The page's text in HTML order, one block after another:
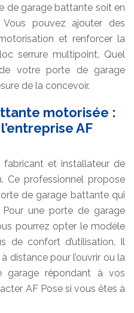
de garage battante soit en
pouvez ajouter des
et renforcer la
serrure multipoint. Quel
votre porte de garage
de la concevoir.
motorisée :
AF
fabricant et installateur de
Ce professionnel propose
de garage battante qui
une porte de garage
pourrez opter le modèle
de confort d’utilisation. Il
distance pour l’ouvrir ou la
garage répondant à vos
AF Pose si vous êtes à